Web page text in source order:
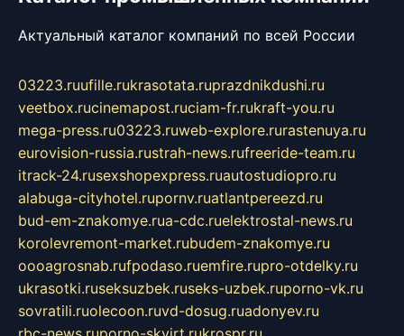
Актуальный каталог компаний по всей России
03223.ruufille.rukrasotata.ruprazdnikdushi.ru
veetbox.rucinemapost.ruciam-fr.rukraft-you.ru
mega-press.ru03223.ruweb-explore.rurastenuya.ru
eurovision-russia.rustrah-news.rufreeride-team.ru
itrack-24.rusexshopexpress.ruautostudiopro.ru
alabuga-cityhotel.rupornv.ruatlantpereezd.ru
bud-em-znakomye.rua-cdc.ruelektrostal-news.ru
korolevremont-market.rubudem-znakomye.ru
oooagrosnab.rufpodaso.ruemfire.rupro-otdelky.ru
ukrasotki.ruseksuzbek.ruseks-uzbek.ruporno-vk.ru
sovratili.ruolecoon.ruvd-dosug.ruadonyev.ru